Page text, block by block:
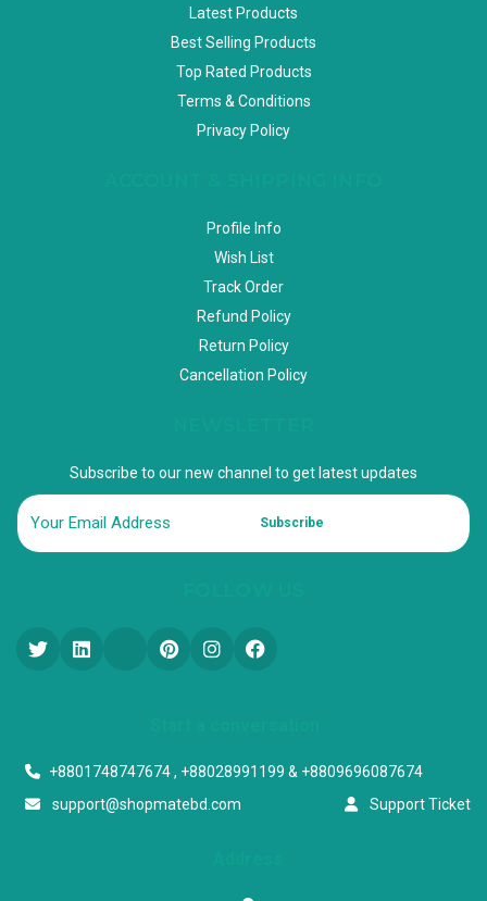
Latest Products
Best Selling Products
Top Rated Products
Terms & Conditions
Privacy Policy
Profile Info
Wish List
Track Order
Refund Policy
Return Policy
Cancellation Policy
Subscribe to our new channel to get latest updates
Subscribe
+8801748747674 , +88028991199 & +8809696087674
support@shopmatebd.com
Support Ticket